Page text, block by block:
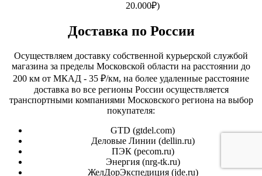
20.000₽)
Доставка по России
Осуществляем доставку собственной курьерской службой
магазина за пределы Московской области на расстоянии до
200 км от МКАД - 35 ₽/км, на более удаленные расстояние
доставка во все регионы России осуществляется
транспортными компаниями Московского региона на выбор
покупателя:
GTD (gtdel.com)
Деловые Линии (dellin.ru)
ПЭК (pecom.ru)
Энергия (nrg-tk.ru)
ЖелДорЭкспедиция (jde.ru)